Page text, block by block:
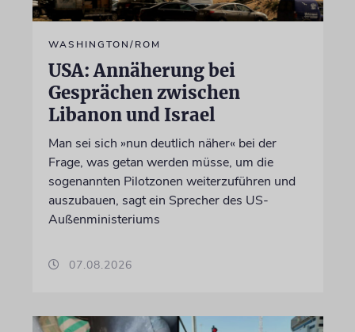
WASHINGTON/ROM
USA: Annäherung bei
Gesprächen zwischen
Libanon und Israel
Man sei sich »nun deutlich näher« bei der
Frage, was getan werden müsse, um die
sogenannten Pilotzonen weiterzuführen und
auszubauen, sagt ein Sprecher des US-
Außenministeriums
07.08.2026